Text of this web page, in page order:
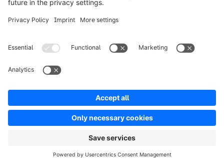
Prossime fasi di espansione
Tutti i moduli B2B Components rilasciati in
precedenza sono disponibili a partire dal piano
Evolve. È possibile attivare e configurare le
rispettive funzionalità in modo modulare
nell'amministrazione di Shopware 6.
Vi terremo aggiornati sul rilascio di ulteriori
funzionalità con le nostre release news